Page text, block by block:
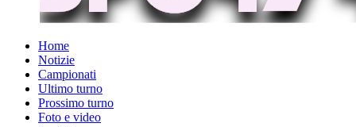
Home
Notizie
Campionati
Ultimo turno
Prossimo turno
Foto e video